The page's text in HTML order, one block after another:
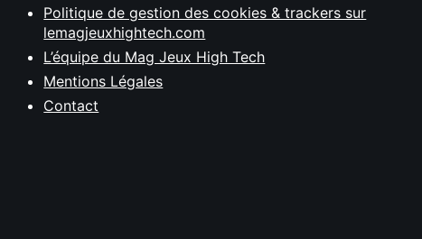
Politique de gestion des cookies & trackers sur
lemagjeuxhightech.com
L’équipe du Mag Jeux High Tech
Mentions Légales
Contact